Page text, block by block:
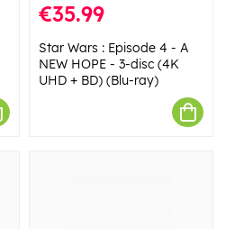
€35.99
Star Wars : Episode 4 - A
NEW HOPE - 3-disc (4K
UHD + BD) (Blu-ray)